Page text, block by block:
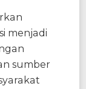
menjadi
sumber